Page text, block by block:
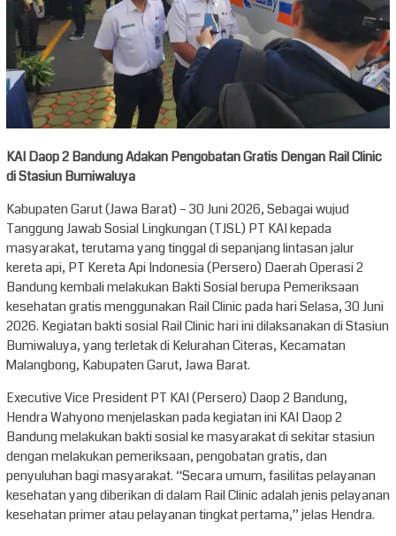
KAI Daop 2 Bandung Adakan Pengobatan Gratis Dengan Rail Clinic
di Stasiun Bumiwaluya
Kabupaten Garut (Jawa Barat) – 30 Juni 2026, Sebagai wujud
Tanggung Jawab Sosial Lingkungan (TJSL) PT KAI kepada
masyarakat, terutama yang tinggal di sepanjang lintasan jalur
kereta api, PT Kereta Api Indonesia (Persero) Daerah Operasi 2
Bandung kembali melakukan Bakti Sosial berupa Pemeriksaan
kesehatan gratis menggunakan Rail Clinic pada hari Selasa, 30 Juni
2026. Kegiatan bakti sosial Rail Clinic hari ini dilaksanakan di Stasiun
Bumiwaluya, yang terletak di Kelurahan Citeras, Kecamatan
Malangbong, Kabupaten Garut, Jawa Barat.
Executive Vice President PT KAI (Persero) Daop 2 Bandung,
Hendra Wahyono menjelaskan pada kegiatan ini KAI Daop 2
Bandung melakukan bakti sosial ke masyarakat di sekitar stasiun
dengan melakukan pemeriksaan, pengobatan gratis, dan
penyuluhan bagi masyarakat. “Secara umum, fasilitas pelayanan
kesehatan yang diberikan di dalam Rail Clinic adalah jenis pelayanan
kesehatan primer atau pelayanan tingkat pertama,” jelas Hendra.